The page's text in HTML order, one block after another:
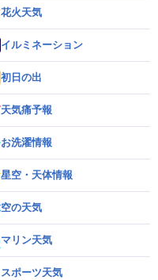
花火天気
イルミネーション
初日の出
天気痛予報
お洗濯情報
星空・天体情報
空の天気
マリン天気
スポーツ天気